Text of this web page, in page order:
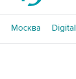
Москва Digital